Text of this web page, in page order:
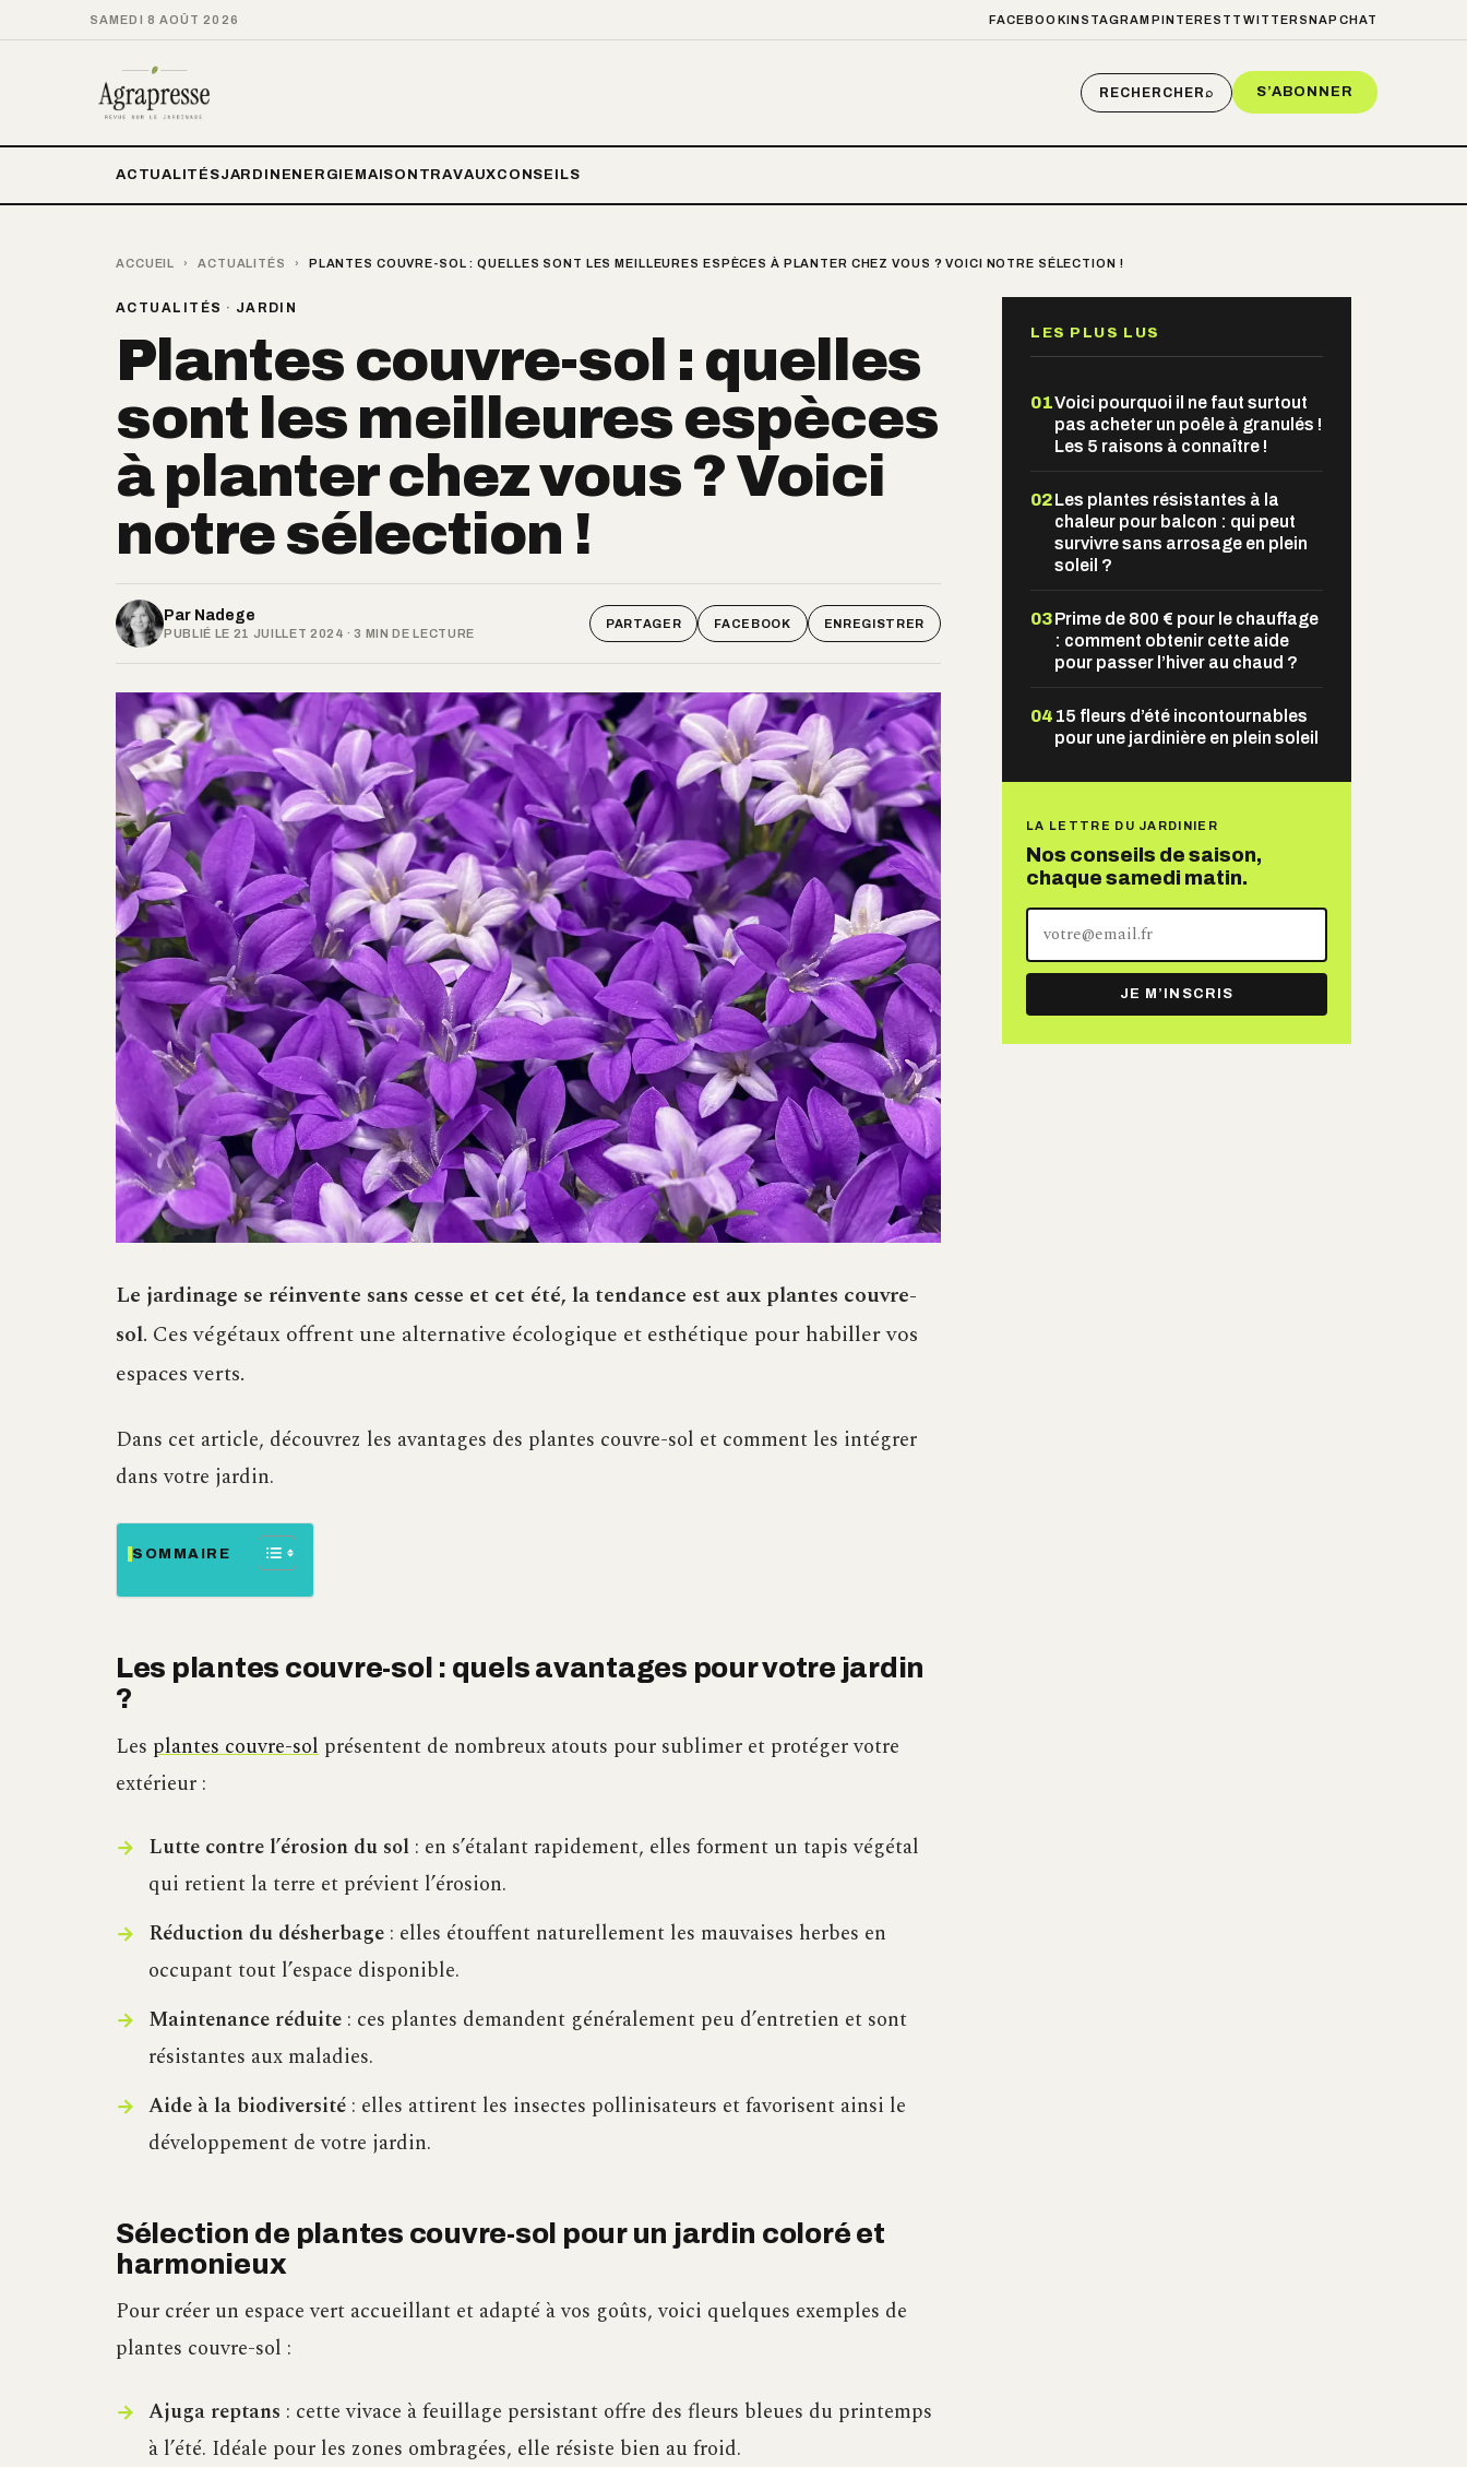
SAMEDI 8 AOÛT 2026 FACEBOOKINSTAGRAM PINTEREST TWITTER SNAPCHAT
RECHERCHER⌕ S’ABONNER
ACTUALITÉSJARDIN ENERGIE MAISON TRAVAUXCONSEILS
ACCUEIL › ACTUALITÉS › PLANTES COUVRE-SOL : QUELLES SONT LES MEILLEURES ESPÈCES À PLANTER CHEZ VOUS ? VOICI NOTRE SÉLECTION !
ACTUALITÉS · JARDIN
Plantes couvre-sol : quelles
sont les meilleures espèces
à planter chez vous ? Voici
notre sélection !
Par Nadege
PUBLIÉ LE 21 JUILLET 2024 · 3 MIN DE LECTURE
PARTAGER FACEBOOK ENREGISTRER
Le jardinage se réinvente sans cesse et cet été, la tendance est aux plantes couvre-
sol. Ces végétaux offrent une alternative écologique et esthétique pour habiller vos
espaces verts.
Dans cet article, découvrez les avantages des plantes couvre-sol et comment les intégrer
dans votre jardin.
SOMMAIRE
Les plantes couvre-sol : quels avantages pour votre jardin
?
Les plantes couvre-sol présentent de nombreux atouts pour sublimer et protéger votre
extérieur :
Lutte contre l’érosion du sol: en s’étalant rapidement, elles forment un tapis végétal
qui retient la terre et prévient l’érosion.
Réduction du désherbage: elles étouffent naturellement les mauvaises herbes en
occupant tout l’espace disponible.
Maintenance réduite: ces plantes demandent généralement peu d’entretien et sont
résistantes aux maladies.
Aide à la biodiversité: elles attirent les insectes pollinisateurs et favorisent ainsi le
développement de votre jardin.
Sélection de plantes couvre-sol pour un jardin coloré et
harmonieux
Pour créer un espace vert accueillant et adapté à vos goûts, voici quelques exemples de
plantes couvre-sol :
Ajuga reptans : cette vivace à feuillage persistant offre des fleurs bleues du printemps
à l’été. Idéale pour les zones ombragées, elle résiste bien au froid.
LES PLUS LUS
01Voici pourquoi il ne faut surtout
pas acheter un poêle à granulés !
Les 5 raisons à connaître !
02Les plantes résistantes à la
chaleur pour balcon : qui peut
survivre sans arrosage en plein
soleil ?
03Prime de 800 € pour le chauffage
: comment obtenir cette aide
pour passer l’hiver au chaud ?
04 15 fleurs d’été incontournables
pour une jardinière en plein soleil
LA LETTRE DU JARDINIER
Nos conseils de saison,
chaque samedi matin.
adresse
mail
JE M’INSCRIS